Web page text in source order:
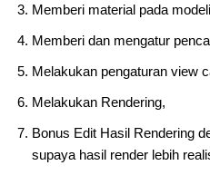
Memberi material pada
Memberi dan mengatur
Melakukan pengaturan view
Melakukan Rendering,
Bonus Edit Hasil Rendering
supaya hasil render lebih